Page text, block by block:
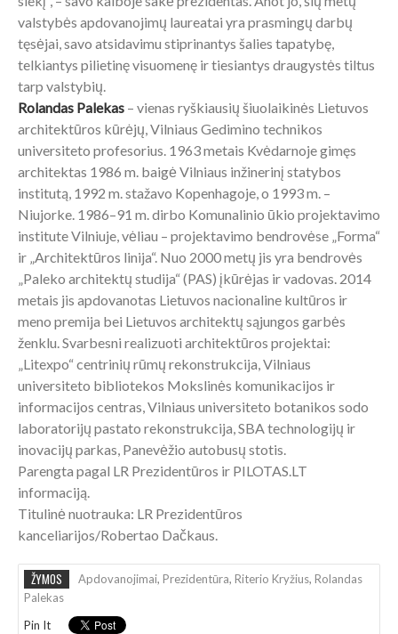
valstybės apdovanojimų laureatai yra prasmingų darbų
tęsėjai, savo atsidavimu stiprinantys šalies tapatybę,
telkiantys pilietinę visuomenę ir tiesiantys draugystės tiltus
tarp valstybių.
Rolandas Palekas – vienas ryškiausių šiuolaikinės Lietuvos
architektūros kūrėjų, Vilniaus Gedimino technikos
universiteto profesorius. 1963 metais Kvėdarnoje gimęs
architektas 1986 m. baigė Vilniaus inžinerinį statybos
institutą, 1992 m. stažavo Kopenhagoje, o 1993 m. –
Niujorke. 1986–91 m. dirbo Komunalinio ūkio projektavimo
institute Vilniuje, vėliau – projektavimo bendrovėse „Forma“
ir „Architektūros linija“. Nuo 2000 metų jis yra bendrovės
„Paleko architektų studija“ (PAS) įkūrėjas ir vadovas. 2014
metais jis apdovanotas Lietuvos nacionaline kultūros ir
meno premija bei Lietuvos architektų sąjungos garbės
ženklu. Svarbesni realizuoti architektūros projektai:
„Litexpo“ centrinių rūmų rekonstrukcija, Vilniaus
universiteto bibliotekos Mokslinės komunikacijos ir
informacijos centras, Vilniaus universiteto botanikos sodo
laboratorijų pastato rekonstrukcija, SBA technologijų ir
inovacijų parkas, Panevėžio autobusų stotis.
Parengta pagal LR Prezidentūros ir PILOTAS.LT
informaciją.
Titulinė nuotrauka: LR Prezidentūros
kanceliarijos/Robertao Dačkaus.
ŽYMOS Apdovanojimai, Prezidentūra, Riterio Kryžius, Rolandas
Palekas
Pin It